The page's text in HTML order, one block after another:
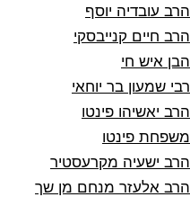
הרב עובדיה יוסף
הרב חיים קנייבסקי
הבן איש חי
רבי שמעון בר יוחאי
הרב יאשיהו פינטו
משפחת פינטו
הרב ישעיה מקרעסטיר
הרב אלעזר מנחם מן שך